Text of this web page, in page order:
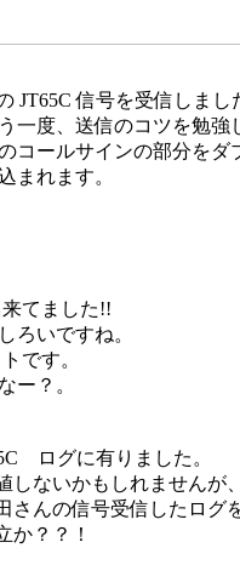
JT65C 信号を受信しま
一度、送信のコツを勉強
コールサインの部分をダ
まれます。
てました!!
ろいですね。
です。
ー？。
　ログに有りました。
しないかもしれませんが
さんの信号受信したログ
か？？！